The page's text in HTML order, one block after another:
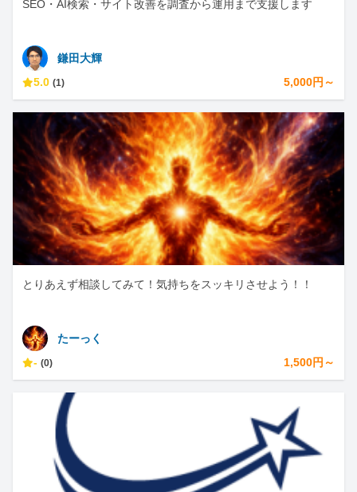
SEO・AI検索・サイト改善を調査から運用まで支援します
鎌田大輝
5.0 (1) 5,000円～
とりあえず相談してみて！気持ちをスッキリさせよう！！
たーっく
- (0) 1,500円～